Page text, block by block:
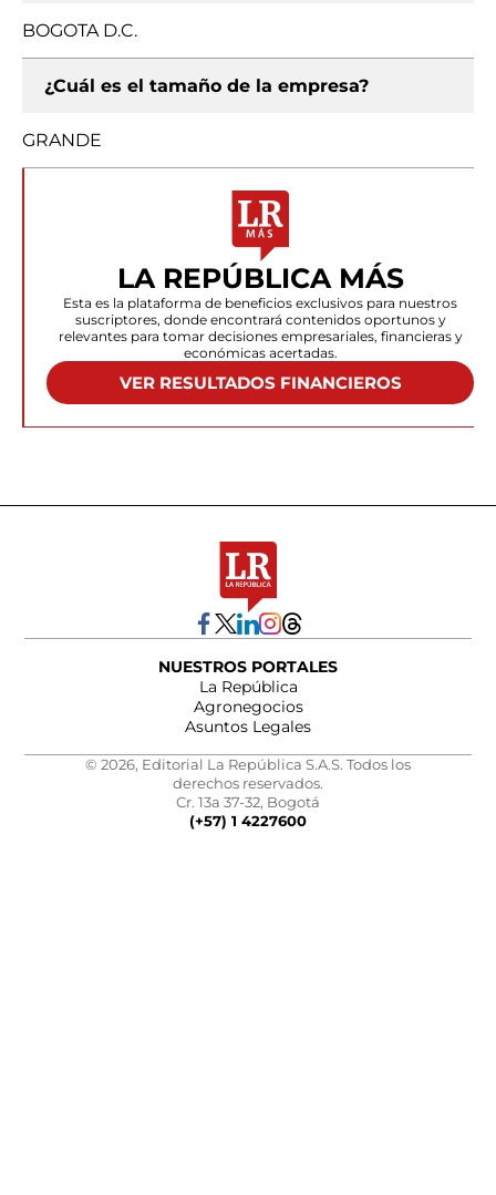
BOGOTA D.C.
¿Cuál es el tamaño de la empresa?
GRANDE
LA REPÚBLICA MÁS
Esta es la plataforma de beneficios exclusivos para nuestros
suscriptores, donde encontrará contenidos oportunos y
relevantes para tomar decisiones empresariales, financieras y
económicas acertadas.
VER RESULTADOS FINANCIEROS
NUESTROS PORTALES
La República
Agronegocios
Asuntos Legales
© 2026, Editorial La República S.A.S. Todos los
derechos reservados.
Cr. 13a 37-32, Bogotá
(+57) 1 4227600